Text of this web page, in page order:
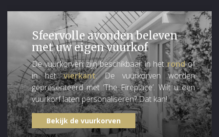
Sfeervolle avonden beleven
met uw eigen vuurkof
De vuurkorven zijn beschikbaar in hetrondof
in hetvierkant. De vuurkorven worden
gepresenteerd met ‘The Fireplace’. Wilt u een
vuurkorf laten personaliseren? Dat kan!
Bekijk de vuurkorven